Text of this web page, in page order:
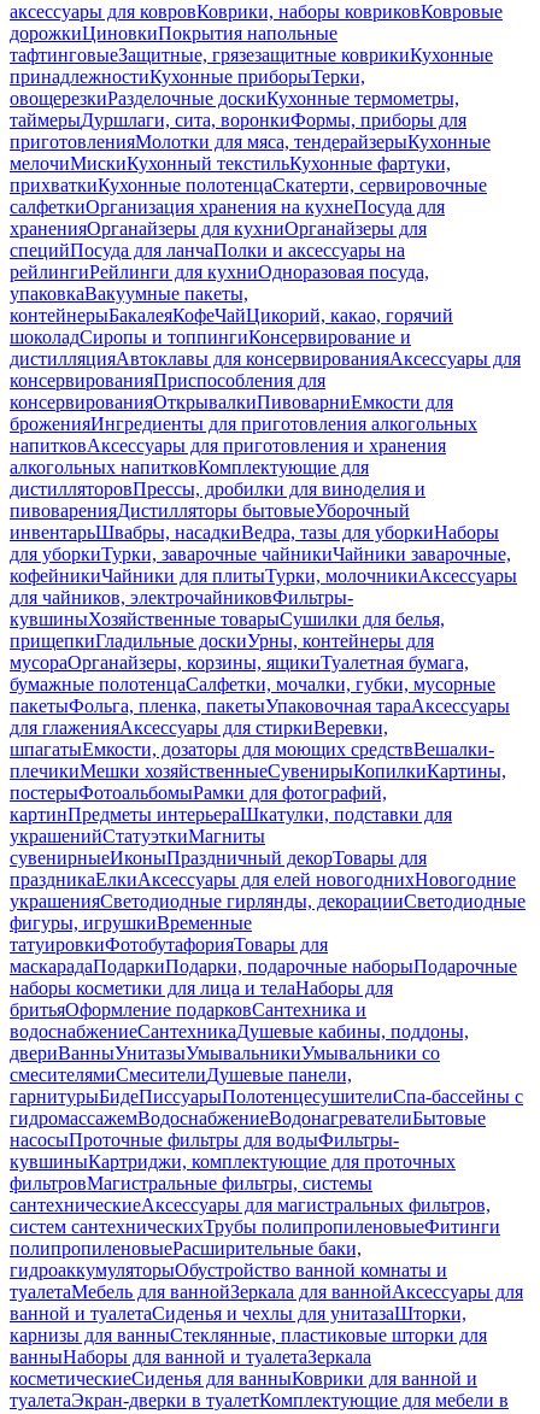
аксессуары для ковровКоврики, наборы ковриковКовровые
дорожкиЦиновкиПокрытия напольные
тафтинговыеЗащитные, грязезащитные коврикиКухонные
принадлежностиКухонные приборыТерки,
овощерезкиРазделочные доскиКухонные термометры,
таймерыДуршлаги, сита, воронкиФормы, приборы для
приготовленияМолотки для мяса, тендерайзерыКухонные
мелочиМискиКухонный текстильКухонные фартуки,
прихваткиКухонные полотенцаСкатерти, сервировочные
салфеткиОрганизация хранения на кухнеПосуда для
храненияОрганайзеры для кухниОрганайзеры для
специйПосуда для ланчаПолки и аксессуары на
рейлингиРейлинги для кухниОдноразовая посуда,
упаковкаВакуумные пакеты,
контейнерыБакалеяКофеЧайЦикорий, какао, горячий
шоколадСиропы и топпингиКонсервирование и
дистилляцияАвтоклавы для консервированияАксессуары для
консервированияПриспособления для
консервированияОткрывалкиПивоварниЕмкости для
броженияИнгредиенты для приготовления алкогольных
напитковАксессуары для приготовления и хранения
алкогольных напитковКомплектующие для
дистилляторовПрессы, дробилки для виноделия и
пивоваренияДистилляторы бытовыеУборочный
инвентарьШвабры, насадкиВедра, тазы для уборкиНаборы
для уборкиТурки, заварочные чайникиЧайники заварочные,
кофейникиЧайники для плитыТурки, молочникиАксессуары
для чайников, электрочайниковФильтры-
кувшиныХозяйственные товарыСушилки для белья,
прищепкиГладильные доскиУрны, контейнеры для
мусораОрганайзеры, корзины, ящикиТуалетная бумага,
бумажные полотенцаСалфетки, мочалки, губки, мусорные
пакетыФольга, пленка, пакетыУпаковочная тараАксессуары
для глаженияАксессуары для стиркиВеревки,
шпагатыЕмкости, дозаторы для моющих средствВешалки-
плечикиМешки хозяйственныеСувенирыКопилкиКартины,
постерыФотоальбомыРамки для фотографий,
картинПредметы интерьераШкатулки, подставки для
украшенийСтатуэткиМагниты
сувенирныеИконыПраздничный декорТовары для
праздникаЕлкиАксессуары для елей новогоднихНовогодние
украшенияСветодиодные гирлянды, декорацииСветодиодные
фигуры, игрушкиВременные
татуировкиФотобутафорияТовары для
маскарадаПодаркиПодарки, подарочные наборыПодарочные
наборы косметики для лица и телаНаборы для
бритьяОформление подарковСантехника и
водоснабжениеСантехникаДушевые кабины, поддоны,
двериВанныУнитазыУмывальникиУмывальники со
смесителямиСмесителиДушевые панели,
гарнитурыБидеПиссуарыПолотенцесушителиСпа-бассейны с
гидромассажемВодоснабжениеВодонагревателиБытовые
насосыПроточные фильтры для водыФильтры-
кувшиныКартриджи, комплектующие для проточных
фильтровМагистральные фильтры, системы
сантехническиеАксессуары для магистральных фильтров,
систем сантехническихТрубы полипропиленовыеФитинги
полипропиленовыеРасширительные баки,
гидроаккумуляторыОбустройство ванной комнаты и
туалетаМебель для ваннойЗеркала для ваннойАксессуары для
ванной и туалетаСиденья и чехлы для унитазаШторки,
карнизы для ванныСтеклянные, пластиковые шторки для
ванныНаборы для ванной и туалетаЗеркала
косметическиеСиденья для ванныКоврики для ванной и
туалетаЭкран-дверки в туалетКомплектующие для мебели в